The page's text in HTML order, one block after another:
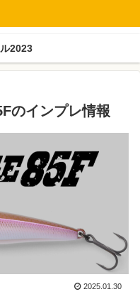
2023
のインプレ情報
2025.01.30